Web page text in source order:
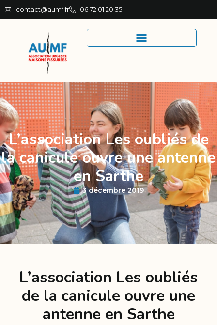
contact@aumf.fr 06 72 01 20 35
L’association Les oubliés de
la canicule ouvre une antenne
en Sarthe
3 décembre 2019
L’association Les oubliés
de la canicule ouvre une
antenne en Sarthe